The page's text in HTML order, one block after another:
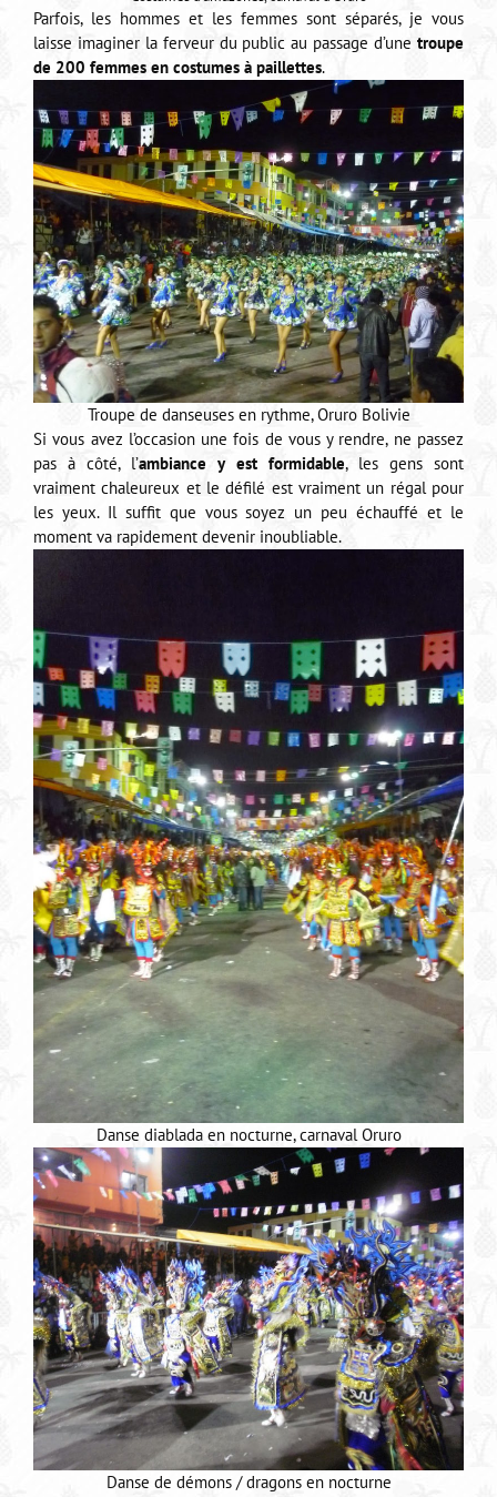
Parfois, les hommes et les femmes sont séparés, je vous
laisse imaginer la ferveur du public au passage d’une troupe
de 200 femmes en costumes à paillettes.
Troupe de danseuses en rythme, Oruro Bolivie
Si vous avez l’occasion une fois de vous y rendre, ne passez
pas à côté, l’ambiance y est formidable, les gens sont
vraiment chaleureux et le défilé est vraiment un régal pour
les yeux. Il suffit que vous soyez un peu échauffé et le
moment va rapidement devenir inoubliable.
Danse diablada en nocturne, carnaval Oruro
Danse de démons / dragons en nocturne